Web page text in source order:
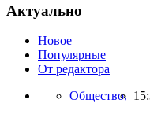
Актуально
Новое
Популярные
От редактора
Общество,